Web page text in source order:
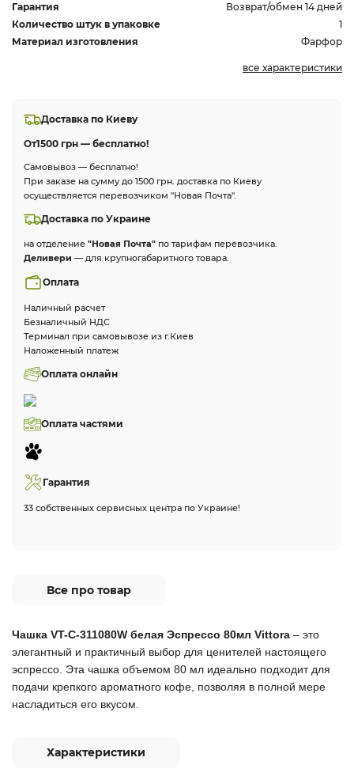
Гарантия
Возврат/обмен 14 дней
Количество штук в упаковке
1
Материал изготовления
Фарфор
все характеристики
Доставка по Киеву
От1500 грн — бесплатно!
Самовывоз — бесплатно!
При заказе на сумму до 1500 грн. доставка по Киеву
осуществляется перевозчиком "Новая Почта".
Доставка по Украине
на отделение "Новая Почта" по тарифам перевозчика.
Деливери — для крупногабаритного товара.
Оплата
Наличный расчет
Безналичный НДС
Терминал при самовывозе из г.Киев
Наложенный платеж
Оплата онлайн
Оплата частями
Гарантия
33 собственных сервисных центра по Украине!
Все про товар
Чашка VT-C-311080W белая Эспрессо 80мл Vittora – это
элегантный и практичный выбор для ценителей настоящего
эспрессо. Эта чашка объемом 80 мл идеально подходит для
подачи крепкого ароматного кофе, позволяя в полной мере
насладиться его вкусом.
Характеристики